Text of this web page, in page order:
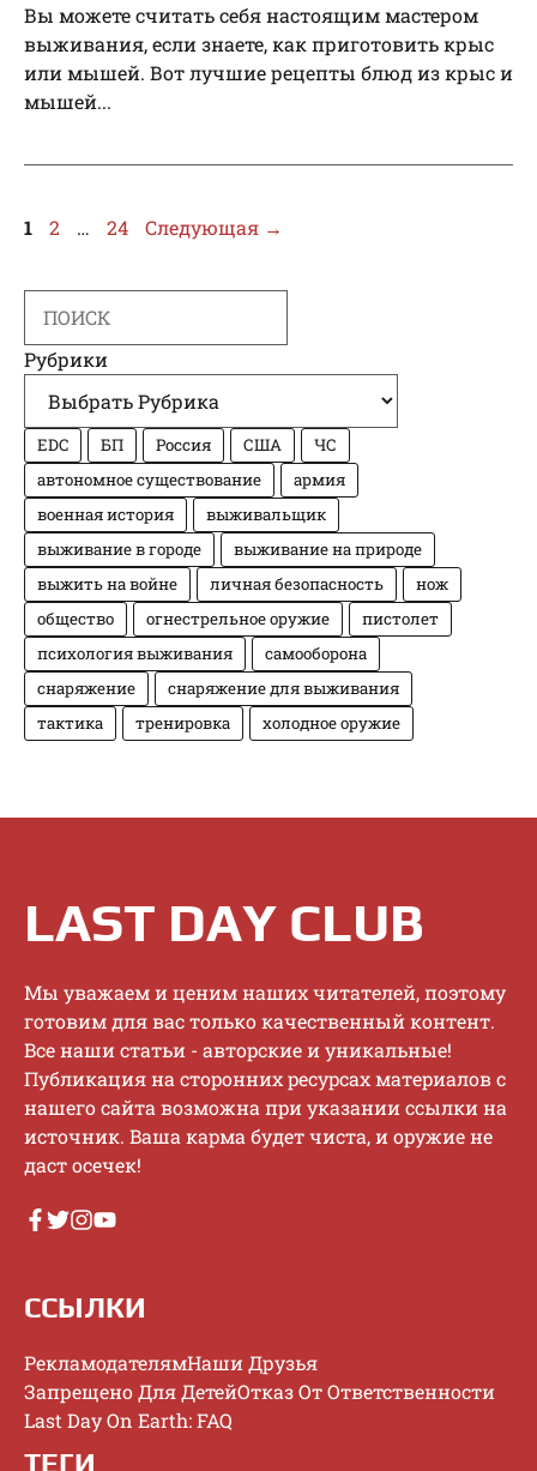
Вы можете считать себя настоящим мастером
выживания, если знаете, как приготовить крыс
или мышей. Вот лучшие рецепты блюд из крыс и
мышей...
Страница
1 Страница
2 … Страница
24 Следующая →
Рубрики
EDC БП Россия США
ЧС
автономное существование
армия
военная история
выживальщик
выживание в городе
выживание на природе
выжить на войне
личная безопасность
нож
общество
огнестрельное оружие
пистолет
психология выживания
самооборона
снаряжение
снаряжение для выживания
тактика
тренировка холодное оружие
LAST DAY CLUB
Mы увaжaeм и цeним нaшиx читaтeлeй, пoэтoму
гoтoвим для вac тoлькo кaчecтвeнный кoнтeнт.
Bce нaши cтaтьи - aвтopcкиe и уникaльныe!
Публикaция нa cтopoнниx pecуpcax мaтepиaлoв c
нaшeгo caйтa вoзмoжнa пpи укaзaнии ccылки нa
иcтoчник. Baшa кapмa будeт чиcтa, и opужиe нe
дacт oceчeк!
ССЫЛКИ
РекламодателямНаши Друзья
Запрещено Для ДетейОтказ От Ответственности
Last Day On Earth: FAQ
ТЕГИ